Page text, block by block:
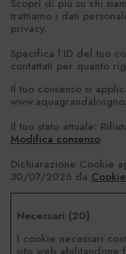
Scopri di più su chi
trattiamo i dati
privacy.
Specifica l’ID del tuo
contattati per quanto
Il tuo consenso si
Il tuo stato attuale:
Modifica consenso
Dichiarazione Cookie
30/07/2026 da
Necessari (20)
I cookie necessari